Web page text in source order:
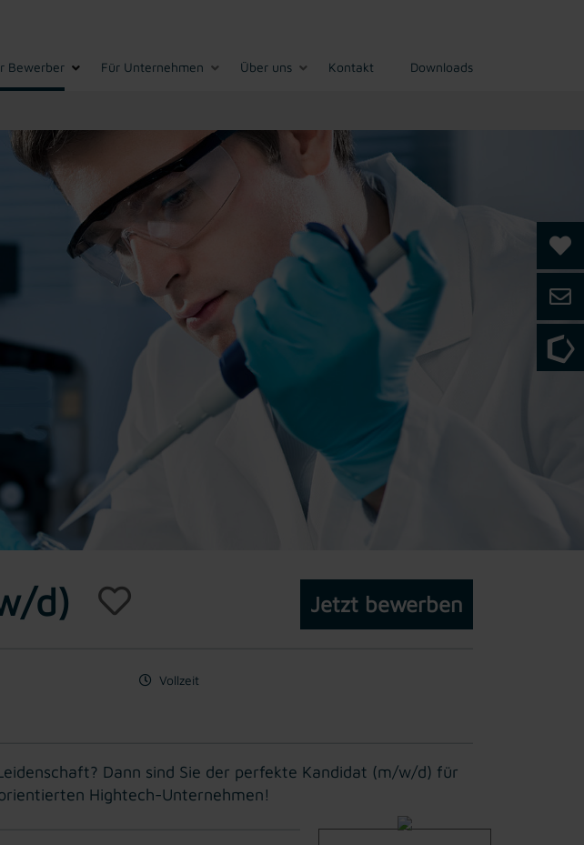
Bewerber Für Unternehmen Über uns Kontakt Downloads
d) Jetzt bewerben
Vollzeit
Dann sind Sie der perfekte Kandidat (m/w/d) für
Hightech-Unternehmen!